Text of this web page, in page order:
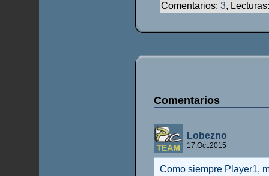
Comentarios: 3,
Comentarios
Lobezno
17.Oct.2015
Como siempre Player1,